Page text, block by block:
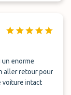
un enorme
aller retour pour
notre voiture intact